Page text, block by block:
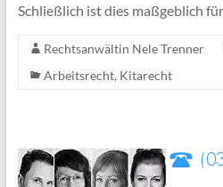
Schließlich ist dies maßgeblich
Rechtsanwältin Nele Trenner
Arbeitsrecht, Kitarecht